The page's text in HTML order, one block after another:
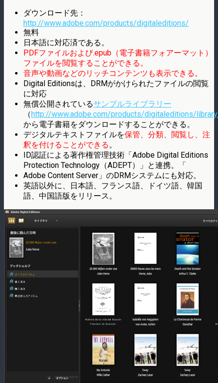
ダウンロード先：
http://www.adobe.com/products/digitaleditions/
無料
日本語に対応済である。
PDFファイルおよび.epub（電子書籍フォアーマット）
ファイルを閲覧することができる。
音声や動画などのリッチコンテンツも表示できる。
Digital Editionsは、DRMがかけられたファイルの閲覧
に対応
無償公開されているサンプルライブラリー
（http://www.adobe.com/products/digitaleditions/
から電子書籍をダウンロードすることができる。
デジタルテキストファイルを保管、分類、閲覧し、注
釈を付けることができる。
ID認証による著作権管理技術「Adobe Digital Editions
Protection Technology（ADEPT）」と連携。「
Adobe Content Server」のDRMシステムにも対応。
英語以外に、日本語、フランス語、ドイツ語、韓国
語、中国語版をリリース。